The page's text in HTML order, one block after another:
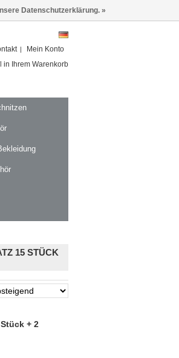
Mein Konto
in Ihrem Warenkorb
15 STÜCK
+ 2
Datenschutzerklärung. »